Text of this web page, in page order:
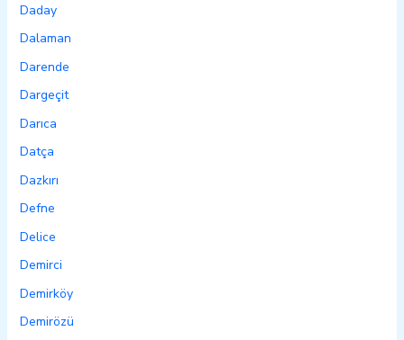
Daday
Dalaman
Darende
Dargeçit
Darıca
Datça
Dazkırı
Defne
Delice
Demirci
Demirköy
Demirözü